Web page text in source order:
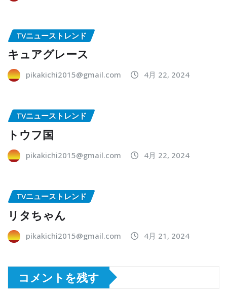
TVニューストレンド
キュアグレース
pikakichi2015@gmail.com 4月 22, 2024
TVニューストレンド
トウフ国
pikakichi2015@gmail.com 4月 22, 2024
TVニューストレンド
リタちゃん
pikakichi2015@gmail.com 4月 21, 2024
コメントを残す